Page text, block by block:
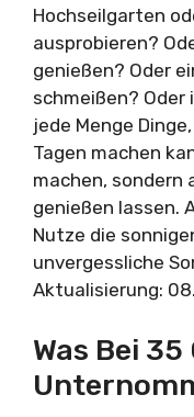
Hochseilgarten
ausprobieren?
genießen? Oder
schmeißen? Oder
jede Menge
Tagen machen
machen, sondern
genießen lassen.
Nutze die
unvergessliche
Aktualisierung:
Was Bei